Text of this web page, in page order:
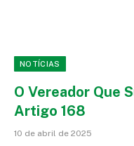
NOTÍCIAS
O Vereador Que
Artigo 168
10 de abril de 2025